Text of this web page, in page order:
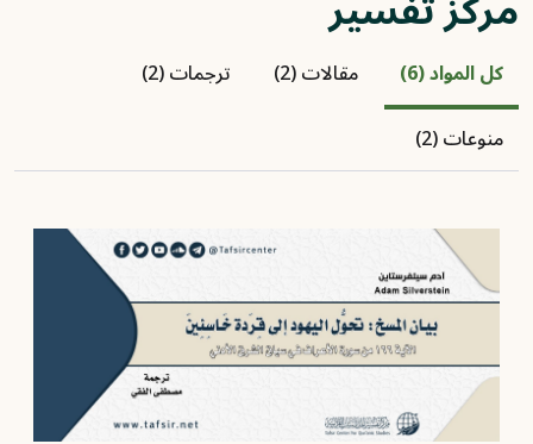
كل المواد (6) مقالات (2)
ترجمات (2)
منوعات (2)